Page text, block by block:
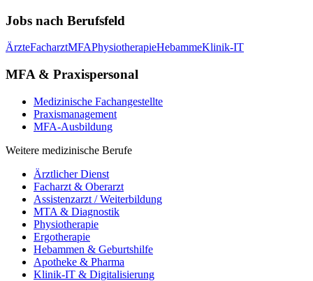
Jobs nach Berufsfeld
ÄrzteFacharztMFAPhysiotherapieHebammeKlinik-IT
MFA & Praxispersonal
Medizinische Fachangestellte
Praxismanagement
MFA-Ausbildung
Weitere medizinische Berufe
Ärztlicher Dienst
Facharzt & Oberarzt
Assistenzarzt / Weiterbildung
MTA & Diagnostik
Physiotherapie
Ergotherapie
Hebammen & Geburtshilfe
Apotheke & Pharma
Klinik-IT & Digitalisierung